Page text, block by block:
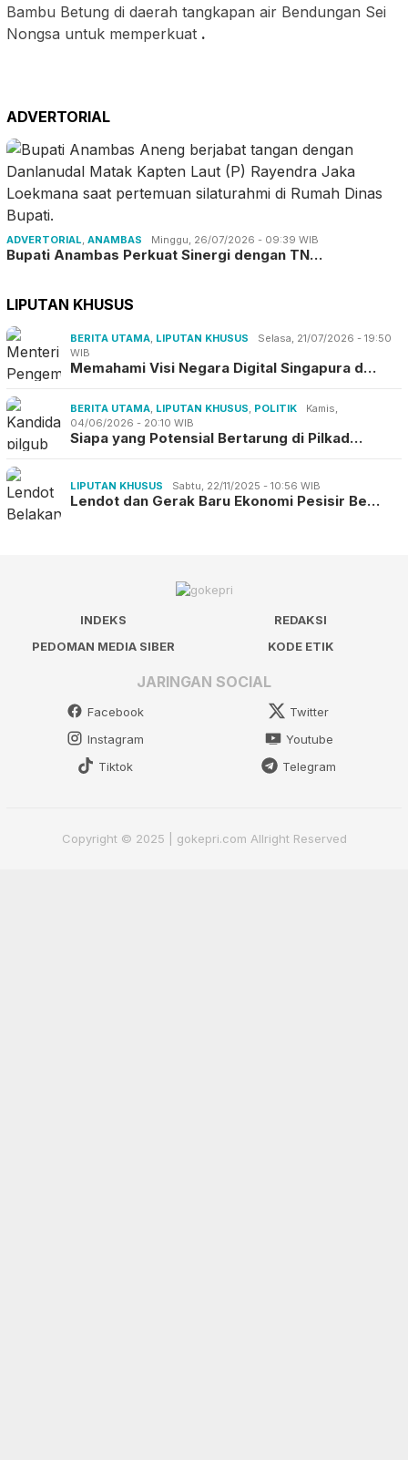
Bambu Betung di daerah tangkapan air Bendungan Sei
Nongsa untuk memperkuat .
ADVERTORIAL
ADVERTORIAL ANAMBAS Minggu, 26/07/2026 - 09:39 WIB
Bupati Anambas Perkuat Sinergi dengan TN…
LIPUTAN KHUSUS
BERITA UTAMA LIPUTAN KHUSUS
Selasa, 21/07/2026 - 19:50
WIB
Memahami Visi Negara Digital Singapura d…
BERITA UTAMA LIPUTAN KHUSUS POLITIK
Kamis,
04/06/2026 - 20:10 WIB
Siapa yang Potensial Bertarung di Pilkad…
LIPUTAN KHUSUS Sabtu, 22/11/2025 - 10:56 WIB
Lendot dan Gerak Baru Ekonomi Pesisir Be…
INDEKS
REDAKSI
PEDOMAN MEDIA SIBER
KODE ETIK
JARINGAN SOCIAL
Facebook
Twitter
Instagram
Youtube
Tiktok
Telegram
Copyright © 2025 | gokepri.com Allright Reserved